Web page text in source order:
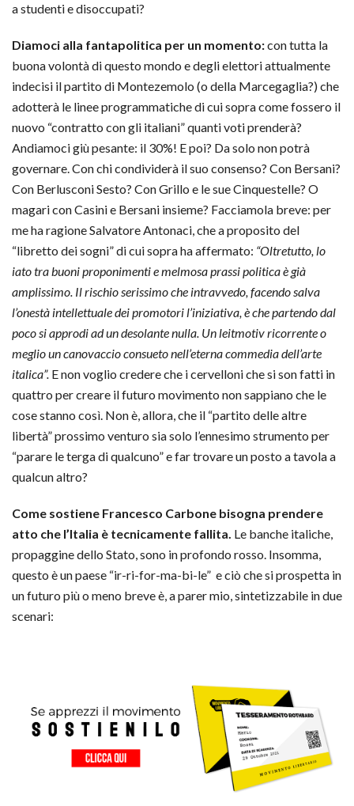
a studenti e disoccupati?
Diamoci alla fantapolitica per un momento:con tutta la
buona volontà di questo mondo e degli elettori attualmente
indecisi il partito di Montezemolo (o della Marcegaglia?) che
adotterà le linee programmatiche di cui sopra come fossero il
nuovo “contratto con gli italiani” quanti voti prenderà?
Andiamoci giù pesante: il 30%! E poi? Da solo non potrà
governare. Con chi condividerà il suo consenso? Con Bersani?
Con Berlusconi Sesto? Con Grillo e le sue Cinquestelle? O
magari con Casini e Bersani insieme? Facciamola breve: per
me ha ragione Salvatore Antonaci, che a proposito del
“libretto dei sogni” di cui sopra ha affermato: “Oltretutto, lo
iato tra buoni proponimenti e melmosa prassi politica è già
amplissimo. Il rischio serissimo che intravvedo, facendo salva
l’onestà intellettuale dei promotori l’iniziativa, è che partendo dal
poco si approdi ad un desolante nulla. Un leitmotiv ricorrente o
meglio un canovaccio consueto nell’eterna commedia dell’arte
italica”. E non voglio credere che i cervelloni che si son fatti in
quattro per creare il futuro movimento non sappiano che le
cose stanno così. Non è, allora, che il “partito delle altre
libertà” prossimo venturo sia solo l’ennesimo strumento per
“parare le terga di qualcuno” e far trovare un posto a tavola a
qualcun altro?
Come sostiene Francesco Carbone bisogna prendere
atto che l’Italia è tecnicamente fallita. Le banche italiche,
propaggine dello Stato, sono in profondo rosso. Insomma,
questo è un paese “ir-ri-for-ma-bi-le” e ciò che si prospetta in
un futuro più o meno breve è, a parer mio, sintetizzabile in due
scenari: